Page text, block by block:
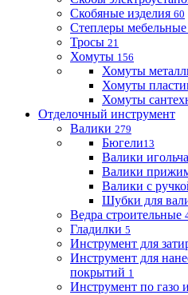
Скобяные изделия 60
Степлеры мебельные
Тросы 21
Хомуты 156
Хомуты
Хомуты
Хомуты
Отделочный инструмент
Валики 279
Бюгели13
Валики
Валики
Валики с
Шубки для
Ведра строительные
Гладилки 5
Инструмент для
Инструмент для
покрытий 1
Инструмент по газо